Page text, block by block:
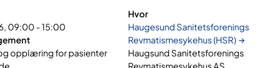
09:00 - 15:00
opplæring for pasienter
Hvor
Haugesund Sanitetsforenings
Revmatismesykehus (HSR)
Haugsund Sanitetsforenings